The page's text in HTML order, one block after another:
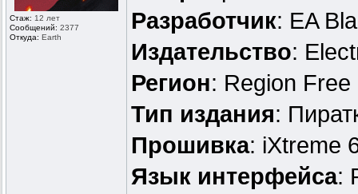
Стаж: 12 лет
Сообщений: 2377
Откуда: Earth
Разработчик: EA
Издательство:
Регион: Region Free
Тип издания:
Прошивка: iXtreme
Язык интерфейса: